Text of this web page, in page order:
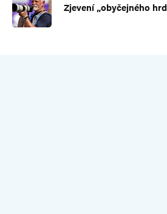
Zjevení „obyčejného